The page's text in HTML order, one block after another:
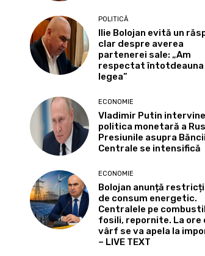
POLITICĂ
Ilie Bolojan evită un
clar despre averea
partenerei sale: „Am
respectat întotdeauna
legea”
ECONOMIE
Vladimir Putin
politica monetară a
Presiunile asupra Băncii
Centrale se intensifică
ECONOMIE
Bolojan anunță
de consum energetic.
Centralele pe
fosili, repornite. La ore
vârf se va apela la
– LIVE TEXT